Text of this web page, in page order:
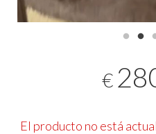
€
El producto no está